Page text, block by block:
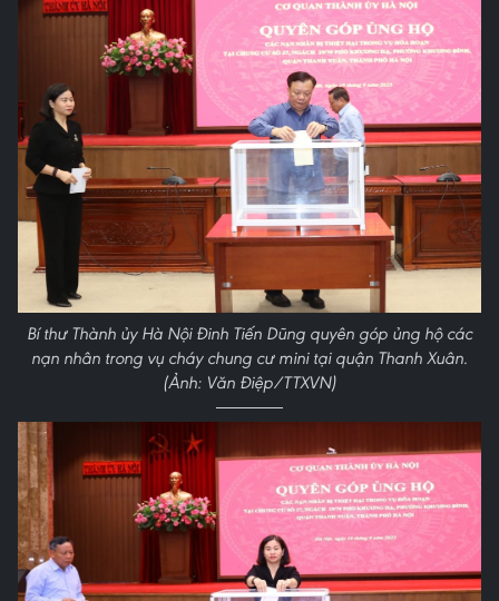
Bí thư Thành ủy Hà Nội Đinh Tiến Dũng quyên góp ủng hộ các
nạn nhân trong vụ cháy chung cư mini tại quận Thanh Xuân.
(Ảnh: Văn Điệp/TTXVN)